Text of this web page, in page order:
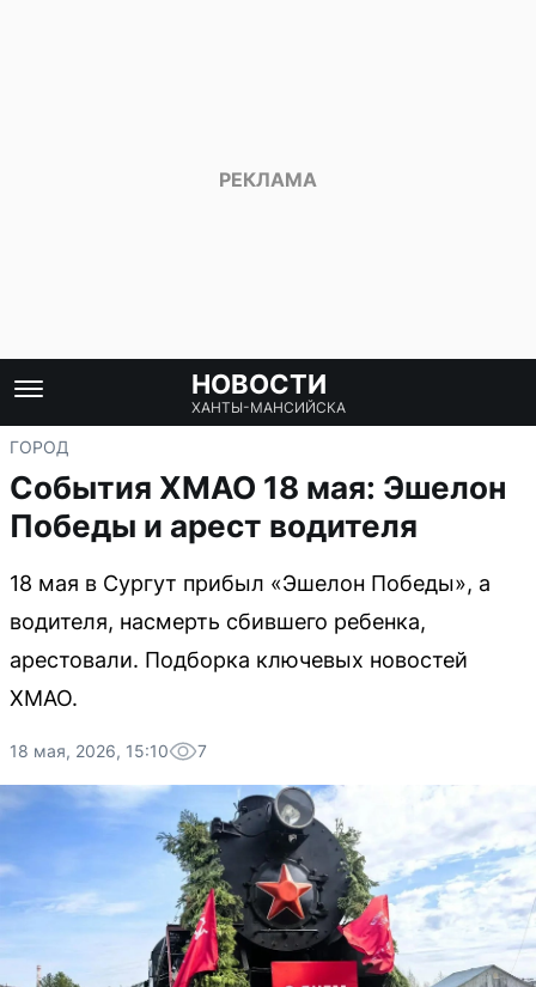
НОВОСТИ
ХАНТЫ-МАНСИЙСКА
ГОРОД
События ХМАО 18 мая: Эшелон
Победы и арест водителя
18 мая в Сургут прибыл «Эшелон Победы», а
водителя, насмерть сбившего ребенка,
арестовали. Подборка ключевых новостей
ХМАО.
18 мая, 2026, 15:10 7